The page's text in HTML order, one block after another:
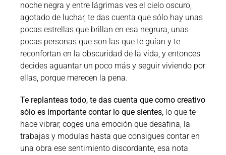
noche negra y entre lágrimas ves el cielo oscuro,
agotado de luchar, te das cuenta que sólo hay unas
pocas estrellas que brillan en esa negrura, unas
pocas personas que son las que te guían y te
reconfortan en la obscuridad de la vida, y entonces
decides aguantar un poco más y seguir viviendo por
ellas, porque merecen la pena.
Te replanteas todo, te das cuenta que como creativo
sólo es importante contar lo que sientes, lo que te
hace vibrar, coges una emoción que desafina, la
trabajas y modulas hasta que consigues contar en
una obra ese sentimiento discordante, esa nota